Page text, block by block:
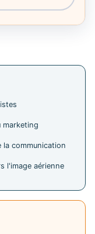
marketing
la communication
l'image aérienne